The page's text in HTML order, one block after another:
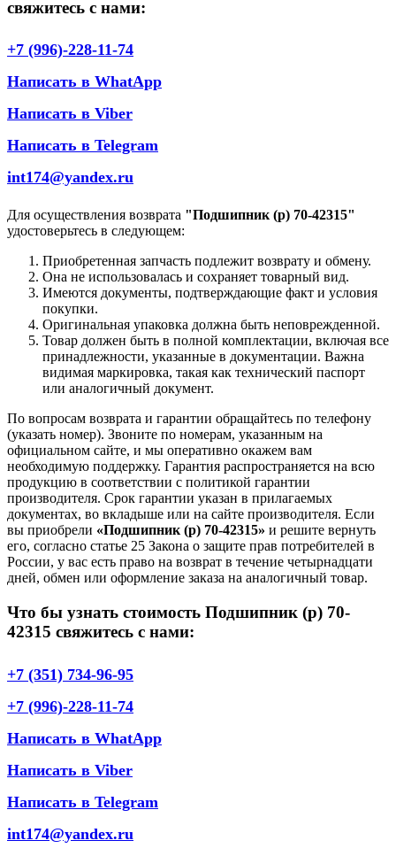
свяжитесь с нами:
+7 (996)-228-11-74
Написать в WhatApp
Написать в Viber
Написать в Telegram
int174@yandex.ru
Для осуществления возврата "Подшипник (р) 70-42315"
удостоверьтесь в следующем:
Приобретенная запчасть подлежит возврату и обмену.
Она не использовалась и сохраняет товарный вид.
Имеются документы, подтверждающие факт и условия
покупки.
Оригинальная упаковка должна быть неповрежденной.
Товар должен быть в полной комплектации, включая все
принадлежности, указанные в документации. Важна
видимая маркировка, такая как технический паспорт
или аналогичный документ.
По вопросам возврата и гарантии обращайтесь по телефону
(указать номер). Звоните по номерам, указанным на
официальном сайте, и мы оперативно окажем вам
необходимую поддержку. Гарантия распространяется на всю
продукцию в соответствии с политикой гарантии
производителя. Срок гарантии указан в прилагаемых
документах, во вкладыше или на сайте производителя. Если
вы приобрели «Подшипник (р) 70-42315» и решите вернуть
его, согласно статье 25 Закона о защите прав потребителей в
России, у вас есть право на возврат в течение четырнадцати
дней, обмен или оформление заказа на аналогичный товар.
Что бы узнать стоимость Подшипник (р) 70-
42315 свяжитесь с нами:
+7 (351) 734-96-95
+7 (996)-228-11-74
Написать в WhatApp
Написать в Viber
Написать в Telegram
int174@yandex.ru